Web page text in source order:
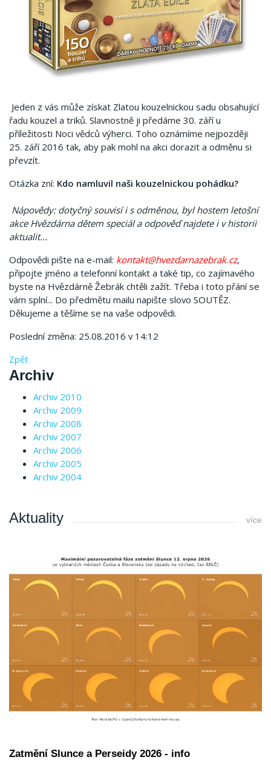
Jeden z vás může získat Zlatou kouzelnickou sadu obsahující
řadu kouzel a triků. Slavnostně ji předáme 30. září u
příležitosti Noci vědců výherci. Toho oznámíme nejpozději
25. září 2016 tak, aby pak mohl na akci dorazit a odměnu si
převzít.
Otázka zní: Kdo namluvil naši kouzelnickou pohádku?
Nápovědy: dotyčný souvisí i s odměnou, byl hostem letošní
akce Hvězdárna dětem speciál a odpověď najdete i v historii
aktualit...
Odpovědi pište na e-mail: kontakt@hvezdarnazebrak.cz,
připojte jméno a telefonní kontakt a také tip, co zajímavého
byste na Hvězdárně Žebrák chtěli zažít. Třeba i toto přání se
vám splní... Do předmětu mailu napište slovo SOUTĚZ.
Děkujeme a těšíme se na vaše odpovědi.
Poslední změna: 25.08.2016 v 14:12
Zpět
Archiv
Archiv 2010
Archiv 2009
Archiv 2008
Archiv 2007
Archiv 2006
Archiv 2005
Archiv 2004
Aktuality více
Zatmění Slunce a Perseidy 2026 - info